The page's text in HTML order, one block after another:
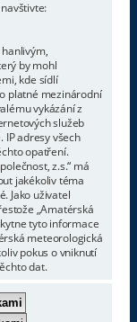
by mohl
kde sídlí
platné mezinárodní
vykázání z
služeb
IP adresy všech
opatření.
z.s.“ má
jakékoliv téma
Jako uživatel
„Amatérská
tyto informace
meteorologická
pokus o vniknutí
dat.